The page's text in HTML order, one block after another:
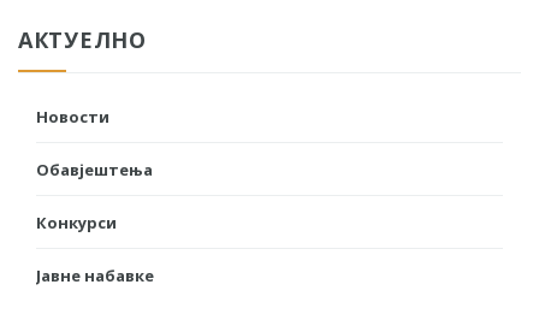
АКТУЕЛНО
Новости
Обавјештења
Конкурси
Јавне набавке